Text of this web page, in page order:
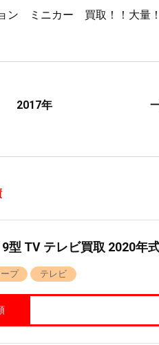
ミニカー 買取！！大量！
2017年
型 TV テレビ買取 2020年
プ テレビ